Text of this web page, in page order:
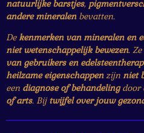
natuurlijke barstjes,
andere mineralenbevatten.
Dekenmerken van mineralen en
niet wetenschappelijk bewezen.
van gebruikers en
heilzame eigenschappenzijn niet
een diagnose of behandelingdoor
of arts. Bijtwijfel over jouw